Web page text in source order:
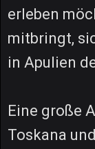
erleben
mitbringt,
in Apulien
Eine große
Toskana